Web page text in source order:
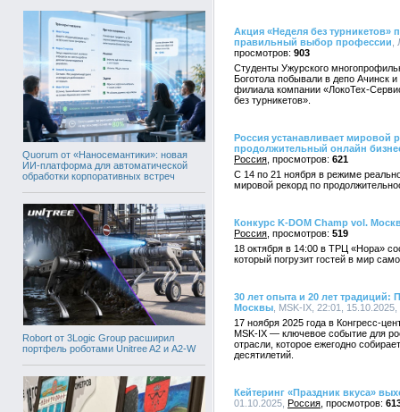
Quorum от «Наносемантики»: новая
ИИ-платформа для автоматической
обработки корпоративных встреч
Robort от 3Logic Group расширил
портфель роботами Unitree A2 и A2-W
Акция «Неделя без турникетов»
правильный выбор профессии
903
Студенты Ужурского
Боготола побывали в депо Ачинск
филиала компании «ЛокоТех-
без турникетов».
Россия устанавливает мировой
продолжительный онлайн
Россия
621
С 14 по 21 ноября в режиме
мировой рекорд по
Конкурс K-DOM Champ vol.
Россия
519
18 октября в 14:00 в ТРЦ «Нора»
который погрузит гостей в мир
30 лет опыта и 20 лет
Москвы , MSK-IX, 22:01, 15.10.2025,
17 ноября 2025 года в Конгресс-
MSK-IX — ключевое событие для
отрасли, которое ежегодно
десятилетий.
Кейтеринг «Праздник вкуса»
01.10.2025, Россия